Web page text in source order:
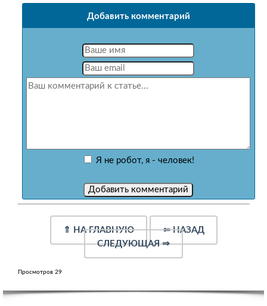
Добавить комментарий
Я не робот, я - человек!
⇑ НА ГЛАВНУЮ ⇐НАЗАД
СЛЕДУЮЩАЯ⇒
Просмотров 29